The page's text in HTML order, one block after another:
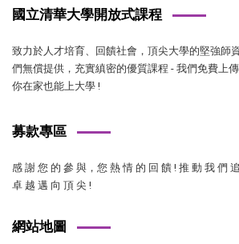
國立清華大學開放式課程
致力於人才培育、回饋社會，頂尖大學的堅強師
們無償提供，充實縝密的優質課程 - 我們免費上
你在家也能上大學 !
募款專區
感 謝 您 的 參 與，您 熱 情 的 回 饋 ! 推 動 我 們
卓 越 邁 向 頂 尖 !
網站地圖